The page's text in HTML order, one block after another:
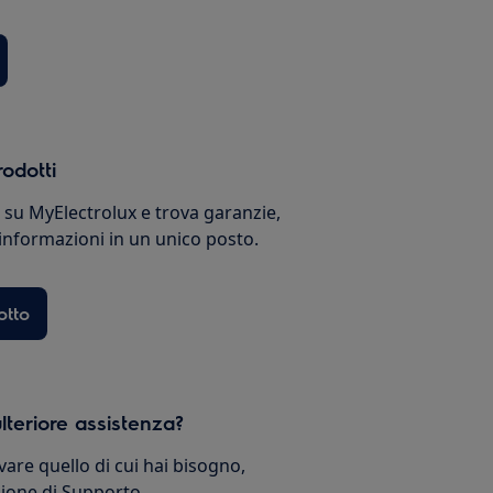
MyElectrolux e trova garanzie,
in un unico posto.
assistenza?
quello di cui hai bisogno,